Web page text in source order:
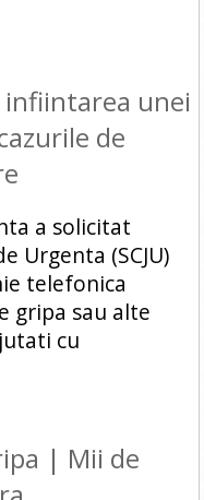
infiintarea unei
de
a solicitat
Urgenta (SCJU)
telefonica
gripa sau alte
cu
| Mii de